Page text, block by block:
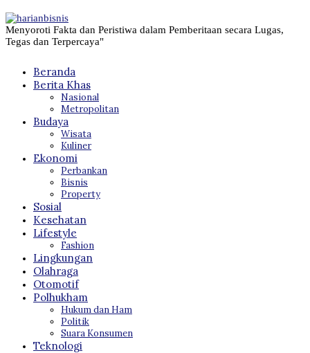
Menyoroti Fakta dan Peristiwa dalam Pemberitaan secara Lugas,
Tegas dan Terpercaya"
Beranda
Berita Khas
Nasional
Metropolitan
Budaya
Wisata
Kuliner
Ekonomi
Perbankan
Bisnis
Property
Sosial
Kesehatan
Lifestyle
Fashion
Lingkungan
Olahraga
Otomotif
Polhukham
Hukum dan Ham
Politik
Suara Konsumen
Teknologi